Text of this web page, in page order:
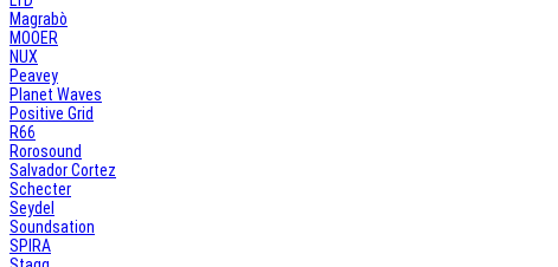
Magrabò
MOOER
NUX
Peavey
Planet Waves
Positive Grid
R66
Rorosound
Salvador Cortez
Schecter
Seydel
Soundsation
SPIRA